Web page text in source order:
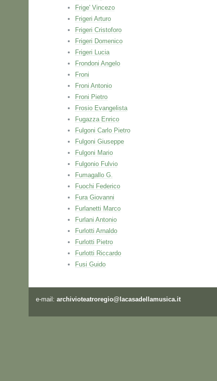
Frige' Vincezo
Frigeri Arturo
Frigeri Cristoforo
Frigeri Domenico
Frigeri Lucia
Frondoni Angelo
Froni
Froni Antonio
Froni Pietro
Frosio Evangelista
Fugazza Enrico
Fulgoni Carlo Pietro
Fulgoni Giuseppe
Fulgoni Mario
Fulgonio Fulvio
Fumagallo G.
Fuochi Federico
Fura Giovanni
Furlanetti Marco
Furlani Antonio
Furlotti Arnaldo
Furlotti Pietro
Furlotti Riccardo
Fusi Guido
e-mail: archivioteatroregio@lacasadellamusica.it